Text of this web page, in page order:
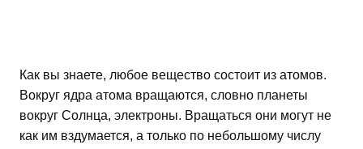
Как вы знаете, любое вещество состоит из атомов.
Вокруг ядра атома вращаются, словно планеты
вокруг Солнца, электроны. Вращаться они могут не
как им вздумается, а только по небольшому числу